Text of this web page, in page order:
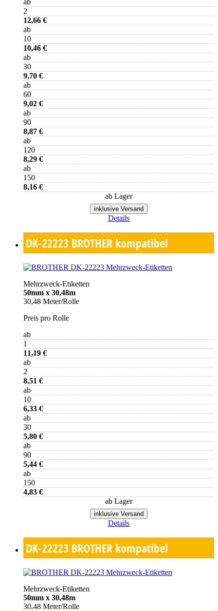
ab
2
12,66 €
ab
10
10,46 €
ab
30
9,70 €
ab
60
9,02 €
ab
90
8,87 €
ab
120
8,29 €
ab
150
8,16 €
ab Lager
inklusive Versand
Details
DK-22223 BROTHER kompatibel
Mehrzweck-Etiketten
50mm x 30,48m
30,48 Meter/Rolle
Preis pro Rolle
ab
1
11,19 €
ab
2
8,51 €
ab
10
6,33 €
ab
30
5,80 €
ab
90
5,44 €
ab
150
4,83 €
ab Lager
inklusive Versand
Details
DK-22223 BROTHER kompatibel
Mehrzweck-Etiketten
50mm x 30,48m
30,48 Meter/Rolle